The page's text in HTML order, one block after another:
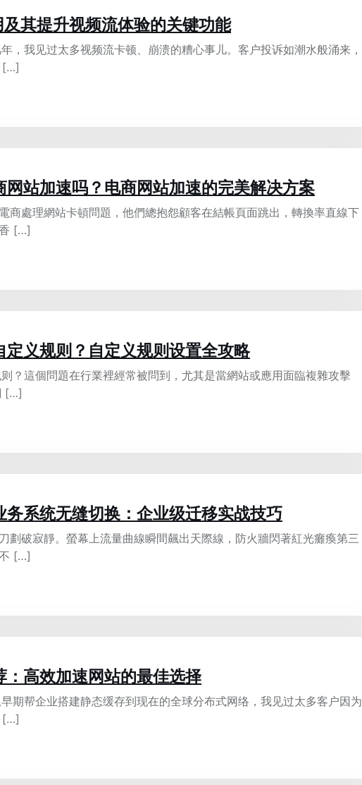
其提升视频流体验的关键功能
，我见过太多视频流卡顿、崩溃的糟心事儿。客户投诉如潮水般涌来，
[…]
网站加速吗？电商网站加速的完美解决方案
商處理網站卡頓問題，他們總抱怨顧客在結帳頁面跳出，轉換率直線下
[…]
定义规则？自定义规则设置全攻略
？這個問題在行業裡經常被問到，尤其是當網站或應用面臨複雜攻擊
[…]
务系统无缝切换：企业级迁移实战技巧
劃破寂靜。螢幕上流量曲線瞬間飆出天際線，防火牆閃著紅光癱瘓第三
[…]
：高效加速网站的最佳选择
期帮企业搭建静态缓存到现在的全球分布式网络，我见过太多客户因为
[…]